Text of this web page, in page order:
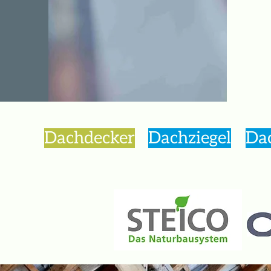
Dachdecker Dachziegel